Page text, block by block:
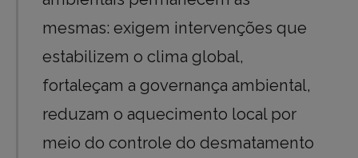
mesmas: exigem intervenções que
estabilizem o clima global,
fortaleçam a governança ambiental,
reduzam o aquecimento local por
meio do controle do desmatamento